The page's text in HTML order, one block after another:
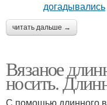
читать дальше →
Вязаное
носить.
С помощью длинного